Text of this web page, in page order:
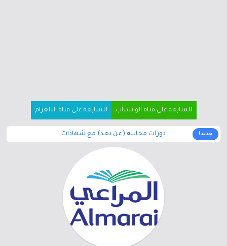
للمتابعة على قناة الواتساب للمتابعة على قناة التلغرام
جديد! دورات مجانية (عن بعد) مع شهادات